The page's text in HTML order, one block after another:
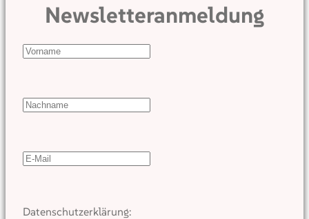
Newsletteranmeldung
Datenschutzerklärung: